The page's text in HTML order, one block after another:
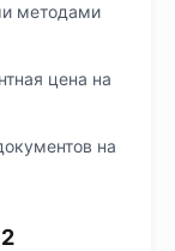
методами
цена на
на